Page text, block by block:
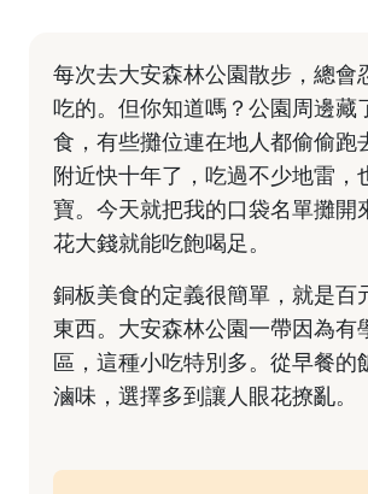
每次去大安森林公園散步，總會
吃的。但你知道嗎？公園周邊藏
食，有些攤位連在地人都偷偷跑
附近快十年了，吃過不少地雷，
寶。今天就把我的口袋名單攤開
花大錢就能吃飽喝足。
銅板美食的定義很簡單，就是百
東西。大安森林公園一帶因為有
區，這種小吃特別多。從早餐的
滷味，選擇多到讓人眼花撩亂。